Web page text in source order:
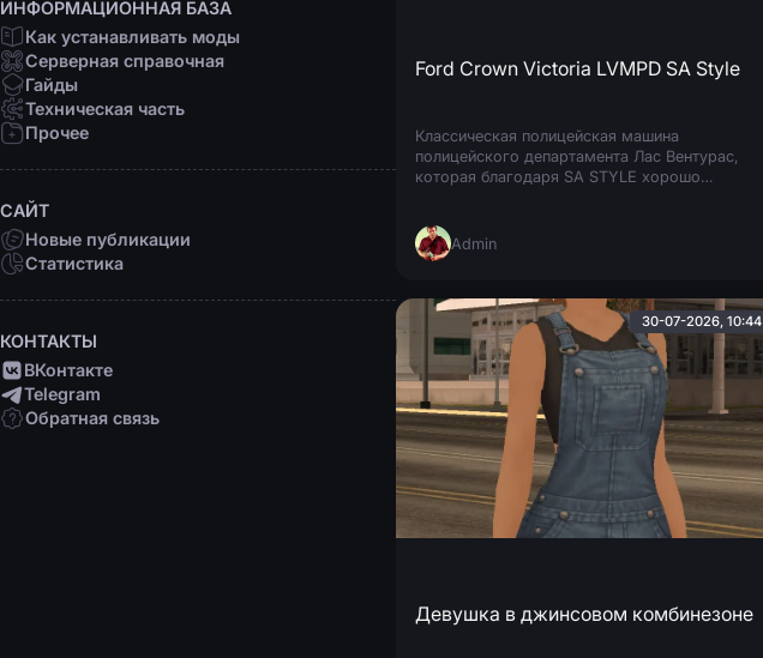
ИНФОРМАЦИОННАЯ БАЗА
Как устанавливать моды
Серверная справочная
Гайды
Техническая часть
Прочее
САЙТ
Новые публикации
Статистика
КОНТАКТЫ
ВКонтакте
Telegram
Обратная связь
Ford Crown Victoria LVMPD SA Style
Классическая полицейская машина
полицейского департамента Лас Вентурас,
которая благодаря SA STYLE хорошо
Admin
30-07-2026, 10:44
Девушка в джинсовом комбинезоне